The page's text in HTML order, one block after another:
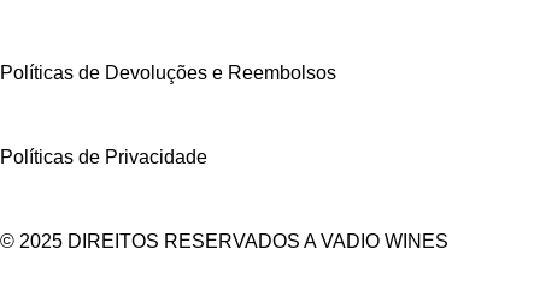
Políticas de Devoluções e Reembolsos
Políticas de Privacidade
© 2025 DIREITOS RESERVADOS A VADIO WINES